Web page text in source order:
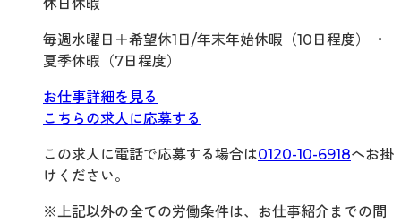
休日休暇
毎週水曜日＋希望休1日/年末年始休暇（10日程度） ・
夏季休暇（7日程度）
お仕事詳細を見る
こちらの求人に応募する
この求人に電話で応募する場合は0120-10-6918へお掛
けください。
※上記以外の全ての労働条件は、お仕事紹介までの間